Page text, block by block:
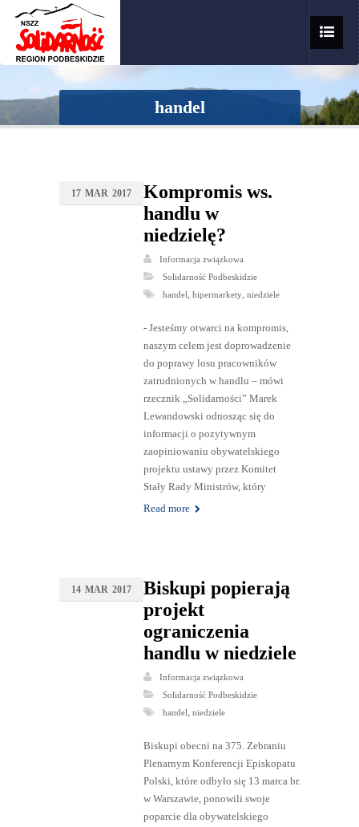
handel
17 MAR 2017
Kompromis ws.
handlu w
niedzielę?
Informacja związkowa
Solidarność Podbeskidzie
handel, hipermarkety, niedziele
​- Jesteśmy otwarci na kompromis,
naszym celem jest doprowadzenie
do poprawy losu pracowników
zatrudnionych w handlu – mówi
rzecznik „Solidarności” Marek
Lewandowski odnosząc się do
informacji o pozytywnym
zaopiniowaniu obywatelskiego
projektu ustawy przez Komitet
Stały Rady Ministrów, który
Read more
14 MAR 2017
Biskupi popierają
projekt
ograniczenia
handlu w niedziele
Informacja związkowa
Solidarność Podbeskidzie
handel, niedziele
Biskupi obecni na 375. Zebraniu
Plenarnym Konferencji Episkopatu
Polski, które odbyło się 13 marca br.
w Warszawie, ponowili swoje
poparcie dla obywatelskiego